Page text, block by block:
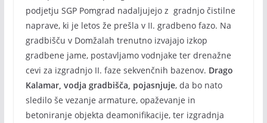
podjetju SGP Pomgrad nadaljujejo z gradnjo čistilne
naprave, ki je letos že prešla v II. gradbeno fazo. Na
gradbišču v Domžalah trenutno izvajajo izkop
gradbene jame, postavljamo vodnjake ter drenažne
cevi za izgradnjo II. faze sekvenčnih bazenov. Drago
Kalamar, vodja gradbišča, pojasnjuje, da bo nato
sledilo še vezanje armature, opaževanje in
betoniranje objekta deamonifikacije, ter izgradnja